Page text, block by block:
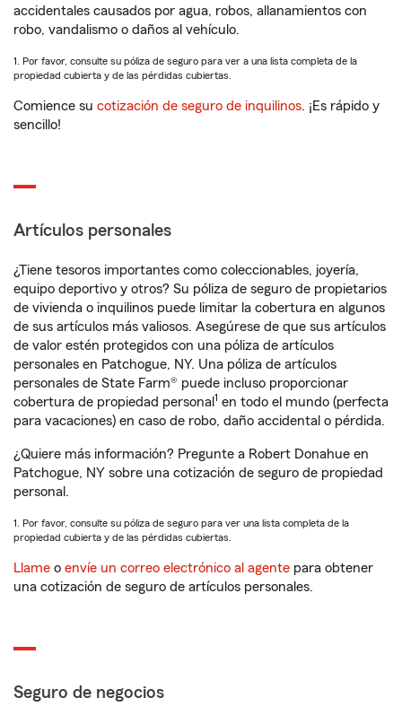
accidentales causados por agua, robos, allanamientos con
robo, vandalismo o daños al vehículo.
1. Por favor, consulte su póliza de seguro para ver a una lista completa de la
propiedad cubierta y de las pérdidas cubiertas.
Comience su cotización de seguro de inquilinos. ¡Es rápido y
sencillo!
Artículos personales
¿Tiene tesoros importantes como coleccionables, joyería,
equipo deportivo y otros? Su póliza de seguro de propietarios
de vivienda o inquilinos puede limitar la cobertura en algunos
de sus artículos más valiosos. Asegúrese de que sus artículos
de valor estén protegidos con una póliza de artículos
personales en Patchogue, NY. Una póliza de artículos
personales de State Farm® puede incluso proporcionar
cobertura de propiedad personal 1 en todo el mundo (perfecta
para vacaciones) en caso de robo, daño accidental o pérdida.
¿Quiere más información? Pregunte a Robert Donahue en
Patchogue, NY sobre una cotización de seguro de propiedad
personal.
1. Por favor, consulte su póliza de seguro para ver una lista completa de la
propiedad cubierta y de las pérdidas cubiertas.
Llame o envíe un correo electrónico al agente para obtener
una cotización de seguro de artículos personales.
Seguro de negocios